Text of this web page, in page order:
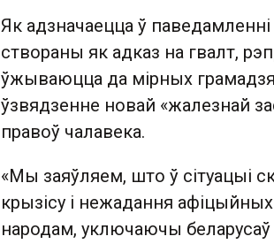
Як адзначаецца ў
створаны як адказ на гвалт,
ўжываюцца да мірных
ўзвядзенне новай «жалезнай
правоў чалавека.
«Мы заяўляем, што ў сітуацыі
крызісу і нежадання
народам, уключаючы